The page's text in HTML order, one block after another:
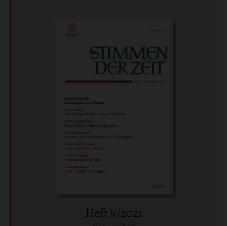
Heft 9/2021